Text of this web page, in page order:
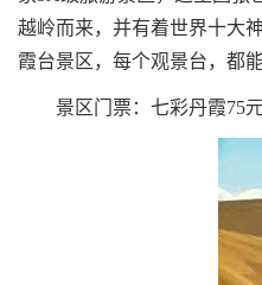
越岭而来，并有着世界十大
霞台景区，每个观景台，都
景区门票：七彩丹霞75元